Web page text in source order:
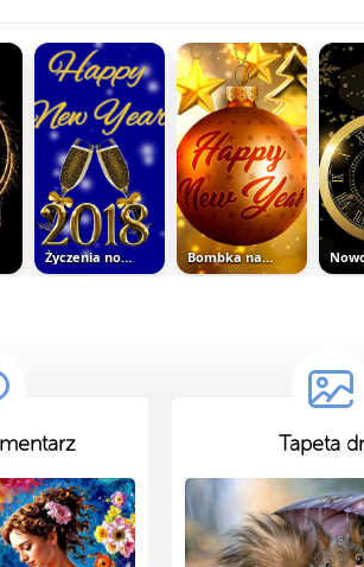
Życzenia noworoczne Bombka na Nowy Rok
Tapeta